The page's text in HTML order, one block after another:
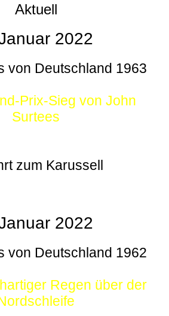
Aktuell
2022
von Deutschland 1963
Prix-Sieg von John
Surtees
zum Karussell
2022
von Deutschland 1962
Regen über der